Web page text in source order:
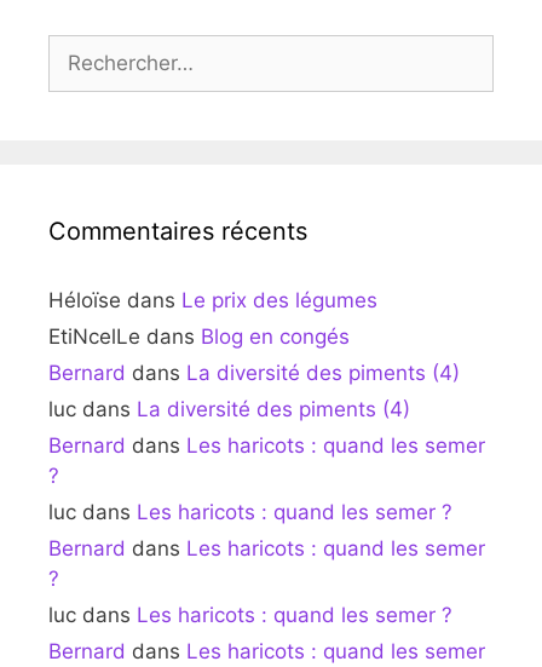
Commentaires récents
Héloïse dans Le prix des légumes
EtiNcelLe dans Blog en congés
Bernard dans La diversité des piments (4)
luc dans La diversité des piments (4)
Bernard dans Les haricots : quand les semer
?
luc dans Les haricots : quand les semer ?
Bernard dans Les haricots : quand les semer
?
luc dans Les haricots : quand les semer ?
Bernard dans Les haricots : quand les semer